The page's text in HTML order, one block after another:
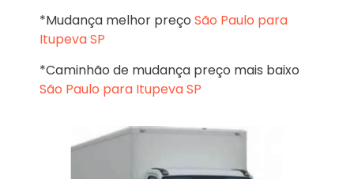
*Mudança melhor preço São Paulo para
Itupeva SP
*Caminhão de mudança preço mais baixo
São Paulo para Itupeva SP